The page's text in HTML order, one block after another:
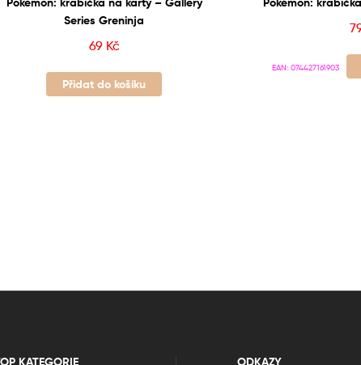
Series Greninja
69 Kč
Přidat do košíku
EAN:074427161903
KATEGORIE ODKAZY